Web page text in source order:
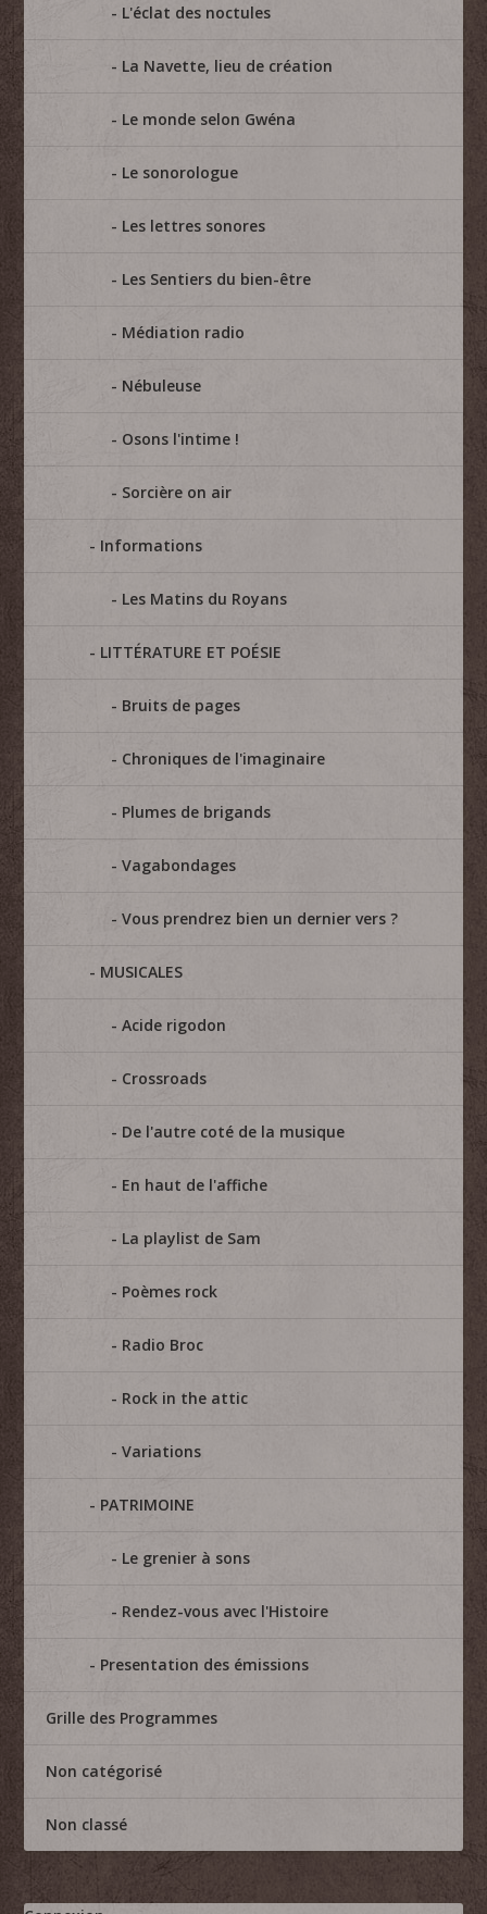
L'éclat des noctules
La Navette, lieu de création
Le monde selon Gwéna
Le sonorologue
Les lettres sonores
Les Sentiers du bien-être
Médiation radio
Nébuleuse
Osons l'intime !
Sorcière on air
Informations
Les Matins du Royans
LITTÉRATURE ET POÉSIE
Bruits de pages
Chroniques de l'imaginaire
Plumes de brigands
Vagabondages
Vous prendrez bien un dernier vers ?
MUSICALES
Acide rigodon
Crossroads
De l'autre coté de la musique
En haut de l'affiche
La playlist de Sam
Poèmes rock
Radio Broc
Rock in the attic
Variations
PATRIMOINE
Le grenier à sons
Rendez-vous avec l'Histoire
Presentation des émissions
Grille des Programmes
Non catégorisé
Non classé